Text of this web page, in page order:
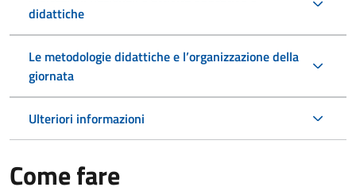
didattiche
Le metodologie didattiche e l’organizzazione della
giornata
Ulteriori informazioni
Come fare